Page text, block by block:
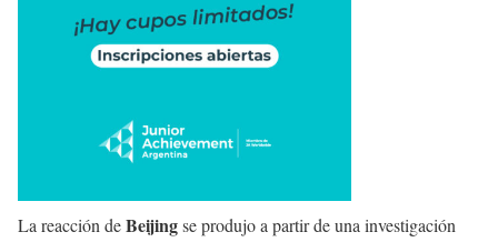
La reacción deBeijingse produjo a partir de una investigación